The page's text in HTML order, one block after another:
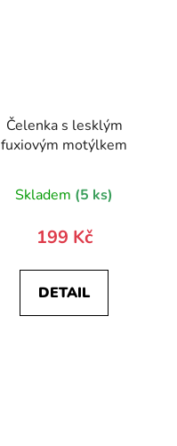
Čelenka s lesklým
fuxiovým motýlkem
Skladem (5 ks)
199 Kč
DETAIL